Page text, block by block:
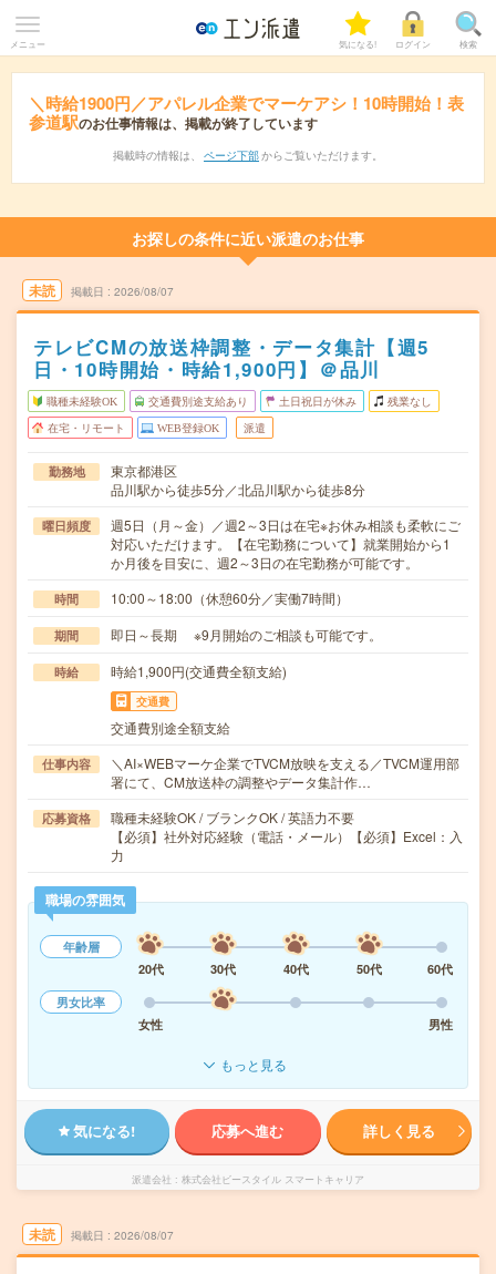
メニュー 気になる! ログイン 検索
＼時給1900円／アパレル企業でマーケアシ！10時開始！表
参道駅のお仕事情報は、掲載が終了しています
掲載時の情報は、 ページ下部 からご覧いただけます。
お探しの条件に近い派遣のお仕事
未読 掲載日 2026/08/07
テレビCMの放送枠調整・データ集計【週5
日・10時開始・時給1,900円】＠品川
職種未経験OK 交通費別途支給あり 土日祝日が休み 残業なし
在宅・リモート WEB登録OK 派遣
勤務地
東京都港区
品川駅から徒歩5分／北品川駅から徒歩8分
曜日頻度
週5日（月～金）／週2～3日は在宅※お休み相談も柔軟にご
対応いただけます。【在宅勤務について】就業開始から1
か月後を目安に、週2～3日の在宅勤務が可能です。
時間 10:00～18:00（休憩60分／実働7時間）
期間 即日～長期 ※9月開始のご相談も可能です。
時給 時給1,900円(交通費全額支給)
交通費
交通費別途全額支給
仕事内容
＼AI×WEBマーケ企業でTVCM放映を支える／TVCM運用部
署にて、CM放送枠の調整やデータ集計作…
応募資格
職種未経験OK / ブランクOK / 英語力不要
【必須】社外対応経験（電話・メール）【必須】Excel：入
力
職場の雰囲気
年齢層
20代
30代 40代 50代
60代
男女比率
女性
男性
もっと見る
気になる! 応募へ進む 詳しく見る
派遣会社 株式会社ビースタイル スマートキャリア
未読 掲載日 2026/08/07